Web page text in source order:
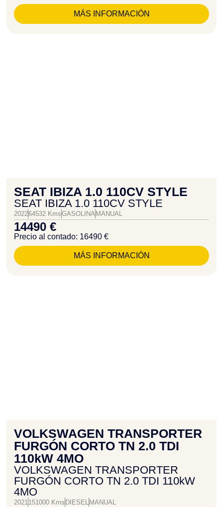
MÁS INFORMACIÓN
SEAT IBIZA 1.0 110CV STYLE
SEAT IBIZA 1.0 110CV STYLE
202264532 KmsGASOLINA MANUAL
14490 €
Precio al contado: 16490 €
MÁS INFORMACIÓN
VOLKSWAGEN TRANSPORTER
FURGÓN CORTO TN 2.0 TDI
110kW 4MO
VOLKSWAGEN TRANSPORTER
FURGÓN CORTO TN 2.0 TDI 110kW
4MO
2021151000 Kms DIESEL MANUAL